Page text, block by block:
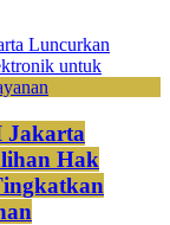
Jakarta
Hak